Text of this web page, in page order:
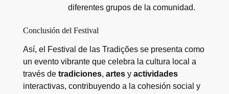
diferentes grupos de la comunidad.
Conclusión del Festival
Así, el Festival de las Tradições se presenta como
un evento vibrante que celebra la cultura local a
través de tradiciones, artesy actividades
interactivas, contribuyendo a la cohesión social y